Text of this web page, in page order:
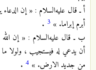
أ ـ قال عليه‌السلام : « إن
أبرم إبراما. » 3
.
ب ـ قال عليه‌السلام : « إن
أن يدعي له فيستجيب ، ولولا ما
من جديد الارض. » 4
.